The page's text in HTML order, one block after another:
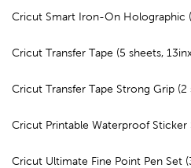
Cricut Smart Iron-On Holographic
Cricut Transfer Tape (5 sheets,
Cricut Transfer Tape Strong Grip (2
Cricut Printable Waterproof Sticker
Cricut Ultimate Fine Point Pen Set